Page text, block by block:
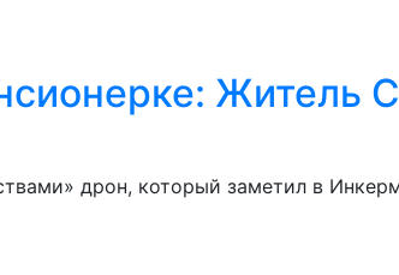
Житель
дрон, который заметил в